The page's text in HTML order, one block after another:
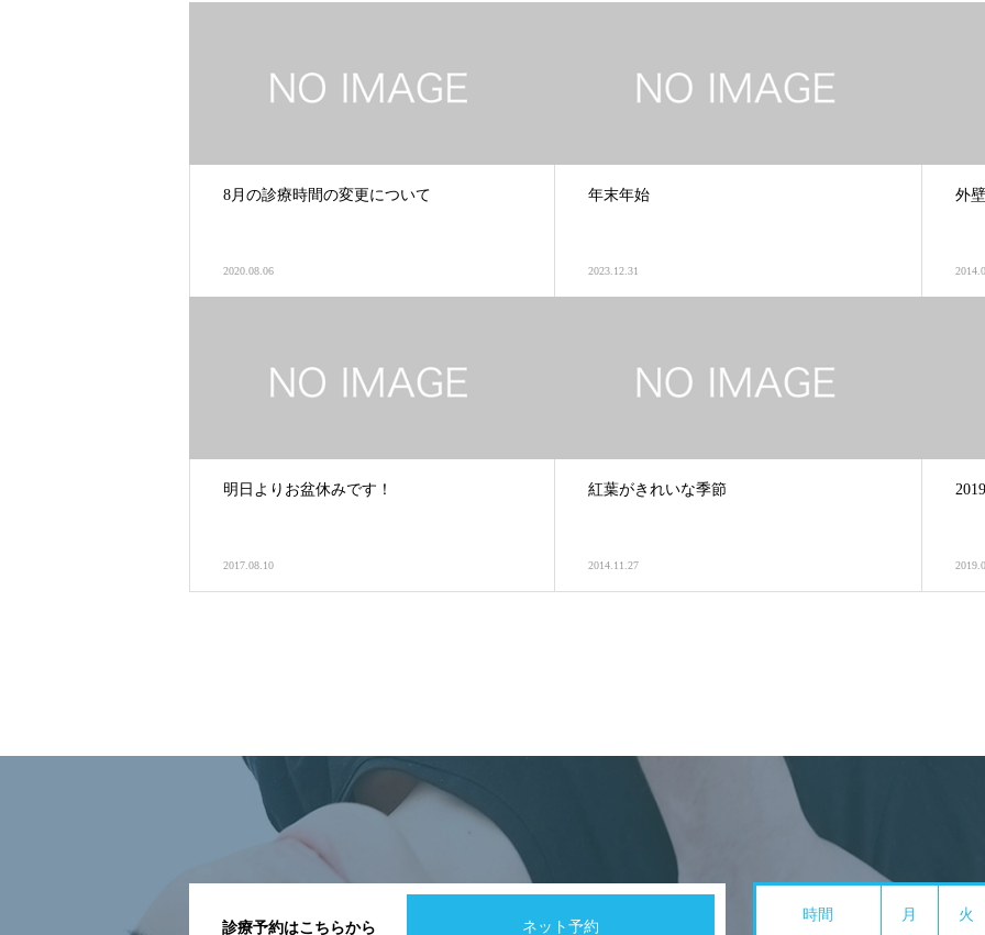
8月の診療時間の変更について
2020.08.06
年末年始
2023.12.31
外
明日よりお盆休みです！
2017.08.10
紅葉がきれいな季節
2014.11.27
診療予約はこちらから ネット予約
時間 月 火